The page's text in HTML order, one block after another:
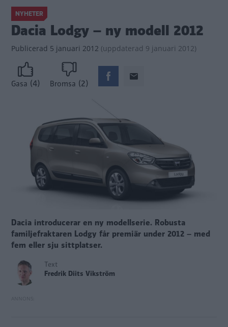
NYHETER
Dacia Lodgy – ny modell 2012
Publicerad 5 januari 2012 (uppdaterad 9 januari 2012)
Gasa (4) Bromsa (2)
Dacia introducerar en ny modellserie. Robusta
familjefraktaren Lodgy får premiär under 2012 – med
fem eller sju sittplatser.
Text
Fredrik Diits Vikström